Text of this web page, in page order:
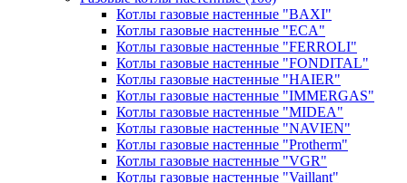
Котлы газовые настенные "BAXI"
Котлы газовые настенные "ECA"
Котлы газовые настенные "FERROLI"
Котлы газовые настенные "FONDITAL"
Котлы газовые настенные "HAIER"
Котлы газовые настенные "IMMERGAS"
Котлы газовые настенные "MIDEA"
Котлы газовые настенные "NAVIEN"
Котлы газовые настенные "Protherm"
Котлы газовые настенные "VGR"
Котлы газовые настенные "Vaillant"